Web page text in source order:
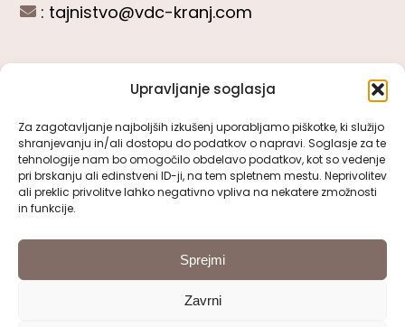
Upravljanje soglasja
Za zagotavljanje najboljših izkušenj uporabljamo piškotke, ki služijo
shranjevanju in/ali dostopu do podatkov o napravi. Soglasje za te
tehnologije nam bo omogočilo obdelavo podatkov, kot so vedenje
pri brskanju ali edinstveni ID-ji, na tem spletnem mestu. Neprivolitev
ali preklic privolitve lahko negativno vpliva na nekatere zmožnosti
in funkcije.
Sprejmi
Zavrni
: tajnistvo@vdc-kranj.com
Toggle
Navigation
Predstavitev VDC Kranj
SLEDITE NAM